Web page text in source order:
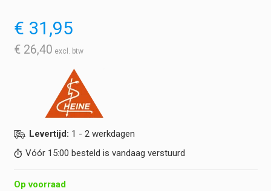
€ 31,95
€ 26,40
Levertijd: 1 - 2 werkdagen
Vóór 15:00 besteld is vandaag verstuurd
Op voorraad